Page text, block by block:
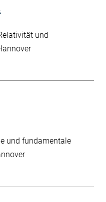
und
und fundamentale